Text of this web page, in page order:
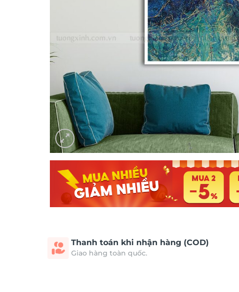
Thanh toán khi nhận hàng (COD)
Giao hàng toàn quốc.